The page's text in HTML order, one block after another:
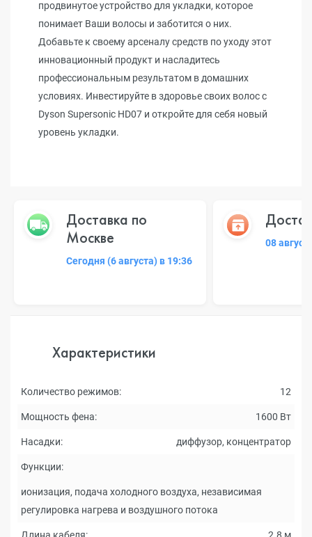
продвинутое устройство для укладки, которое
понимает Ваши волосы и заботится о них.
Добавьте к своему арсеналу средств по уходу этот
инновационный продукт и насладитесь
профессиональным результатом в домашних
условиях. Инвестируйте в здоровье своих волос с
Dyson Supersonic HD07 и откройте для себя новый
уровень укладки.
Доставка по
Москве
Сегодня (6 августа) в 19:36
08
Характеристики
Количество режимов: 12
Мощность фена: 1600 Вт
Насадки: диффузор, концентратор
Функции:
ионизация, подача холодного воздуха, независимая
регулировка нагрева и воздушного потока